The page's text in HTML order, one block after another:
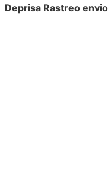
Deprisa Rastreo